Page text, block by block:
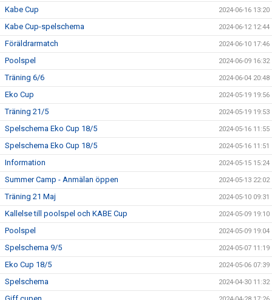
Kabe Cup 2024-06-16 13:20
Kabe Cup-spelschema 2024-06-12 12:44
Föräldrarmatch 2024-06-10 17:46
Poolspel 2024-06-09 16:32
Träning 6/6 2024-06-04 20:48
Eko Cup 2024-05-19 19:56
Träning 21/5 2024-05-19 19:53
Spelschema Eko Cup 18/5 2024-05-16 11:55
Spelschema Eko Cup 18/5 2024-05-16 11:51
Information 2024-05-15 15:24
Summer Camp - Anmälan öppen 2024-05-13 22:02
Träning 21 Maj 2024-05-10 09:31
Kallelse till poolspel och KABE Cup 2024-05-09 19:10
Poolspel 2024-05-09 19:04
Spelschema 9/5 2024-05-07 11:19
Eko Cup 18/5 2024-05-06 07:39
Spelschema 2024-04-30 11:32